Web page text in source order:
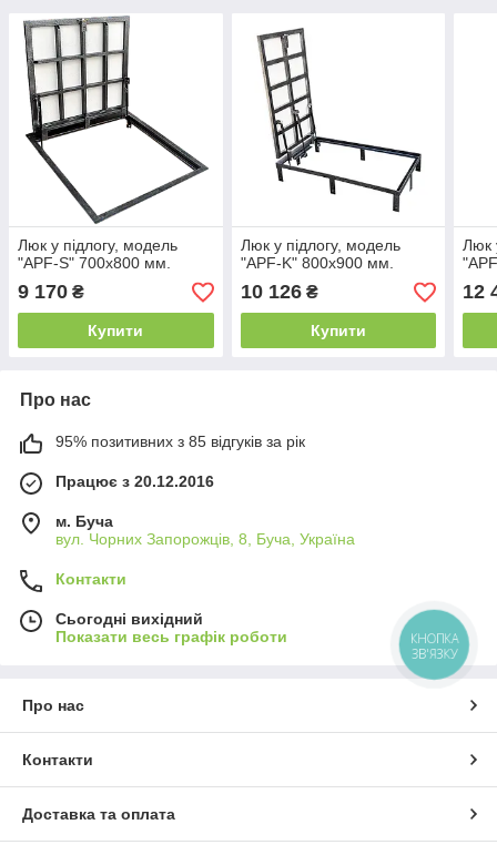
Люк у підлогу, модель
"APF-S" 700х800 мм.
9 170 ₴
Купити
Люк у підлогу, модель
"APF-K" 800х900 мм.
10 126₴
Купити
Люк
12
Про нас
95% позитивних з 85 відгуків за рік
Працює з 20.12.2016
м. Буча
вул. Чорних Запорожців, 8, Буча, Україна
Контакти
Сьогодні вихідний
Показати весь графік роботи
Про нас
Контакти
Доставка та оплата
КНОПКА
ЗВ'ЯЗКУ